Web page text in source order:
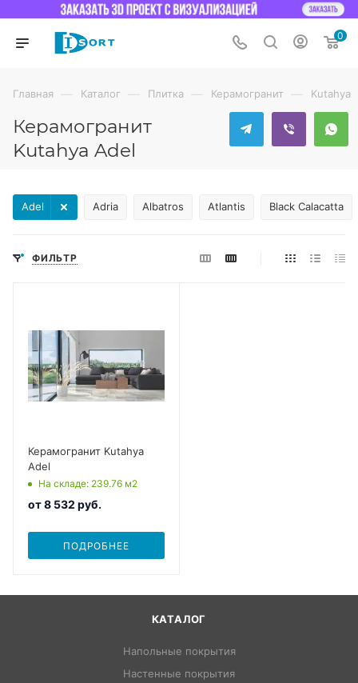
0
Главная — Каталог — Плитка — Керамогранит — Kutahya
Керамогранит
Kutahya Adel
Adria Albatros Atlantis Black Calacatta
Adel
ФИЛЬТР
Керамогранит Kutahya
Adel
На складе: 239.76 м2
от8 532 руб.
ПОДРОБНЕЕ
КАТАЛОГ
Напольные покрытия
Настенные покрытия